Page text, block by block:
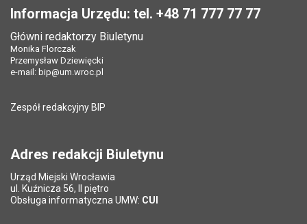
Informacja Urzędu: tel. +48 71 777 77 77
Główni redaktorzy Biuletynu
Monika Florczak
Przemysław Dziewięcki
e-mail: bip@um.wroc.pl
Zespół redakcyjny BIP
Adres redakcji Biuletynu
Urząd Miejski Wrocławia
ul. Kuźnicza 56, II piętro
Obsługa informatyczna UMW: CUI